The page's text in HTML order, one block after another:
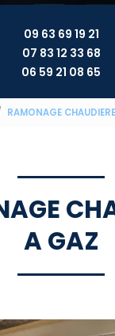
09 63 69 19 21
07 83 12 33 68
06 59 21 08 65
RAMONAGE
A GAZ